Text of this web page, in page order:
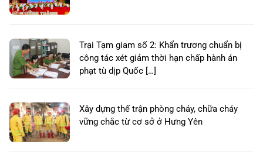
Trại Tạm giam số 2: Khẩn trương chuẩn bị
công tác xét giảm thời hạn chấp hành án
phạt tù dịp Quốc […]
Xây dựng thế trận phòng cháy, chữa cháy
vững chắc từ cơ sở ở Hưng Yên